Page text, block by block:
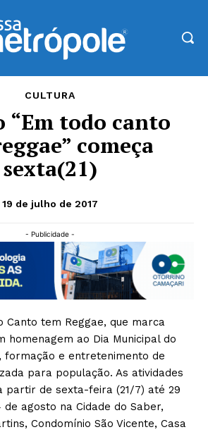
CULTURA
“Em todo canto
começa
sexta(21)
19 de julho de 2017
- Publicidade -
Canto tem Reggae, que marca
homenagem ao Dia Municipal do
formação e entretenimento de
para população. As atividades
partir de sexta-feira (21/7) até 29
agosto na Cidade do Saber,
Condomínio São Vicente, Casa